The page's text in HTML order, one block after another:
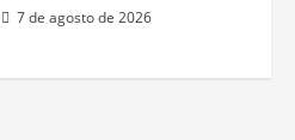
7 de agosto de 2026